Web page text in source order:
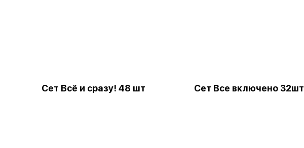
Сет Всё и сразу! 48 шт Сет Все включено 32шт